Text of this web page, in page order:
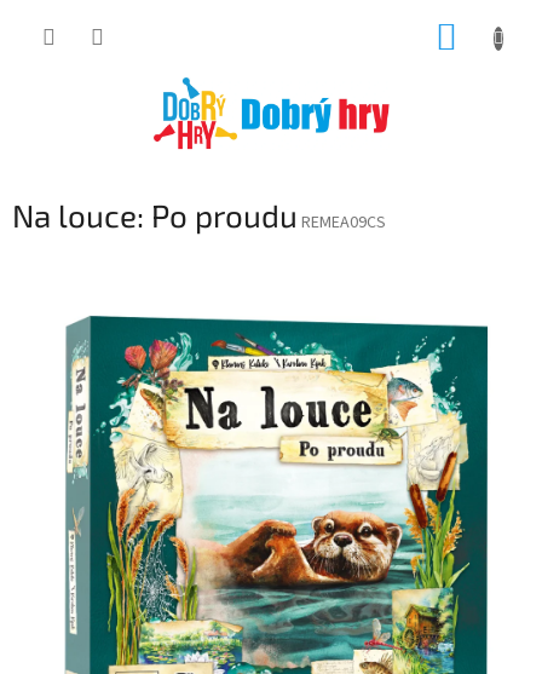
Na louce: Po proudu REMEA09CS